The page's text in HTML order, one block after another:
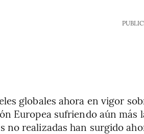
globales ahora en vigor
Europea sufriendo aún más
no realizadas han surgido